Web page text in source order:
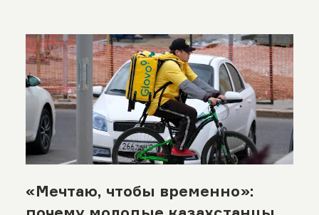
«Мечтаю, чтобы временно»: